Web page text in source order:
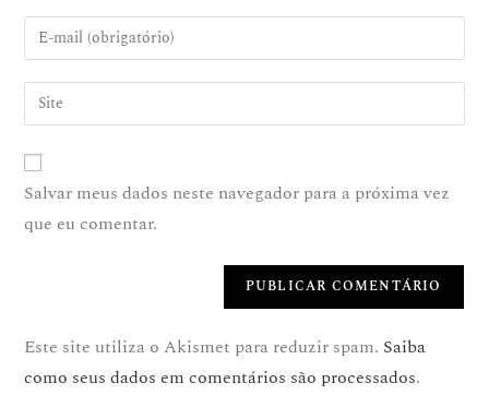
Salvar meus dados neste navegador para a próxima vez
que eu comentar.
Este site utiliza o Akismet para reduzir spam. Saiba
como seus dados em comentários são processados.